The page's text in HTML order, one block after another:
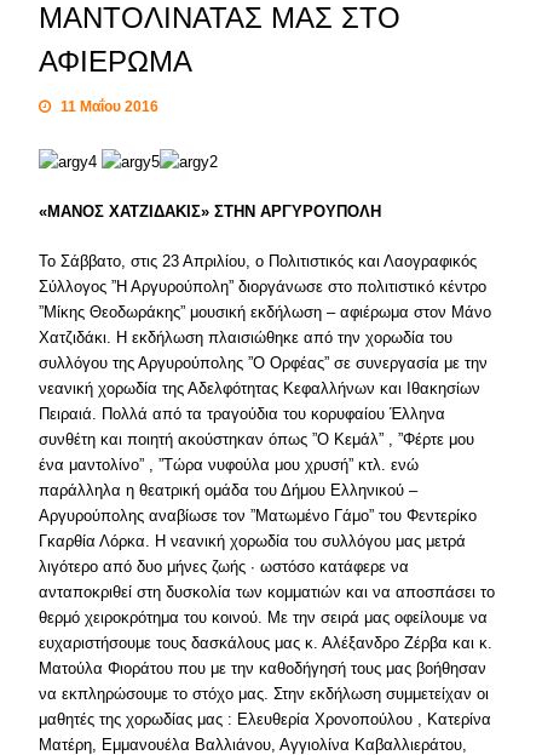
ΜΑΝΤΟΛΙΝΑΤΑΣ ΜΑΣ ΣΤΟ
ΑΦΙΕΡΩΜΑ
11 Μαΐου 2016
«ΜΑΝΟΣ ΧΑΤΖΙΔΑΚΙΣ» ΣΤΗΝ ΑΡΓΥΡΟΥΠΟΛΗ
Το Σάββατο, στις 23 Απριλίου, ο Πολιτιστικός και Λαογραφικός
Σύλλογος ”Η Αργυρούπολη” διοργάνωσε στο πολιτιστικό κέντρο
”Mίκης Θεοδωράκης” μουσική εκδήλωση – αφιέρωμα στον Μάνο
Χατζιδάκι. Η εκδήλωση πλαισιώθηκε από την χορωδία του
συλλόγου της Αργυρούπολης ”Ο Ορφέας” σε συνεργασία με την
νεανική χορωδία της Αδελφότητας Κεφαλλήνων και Ιθακησίων
Πειραιά. Πολλά από τα τραγούδια του κορυφαίου Έλληνα
συνθέτη και ποιητή ακούστηκαν όπως ”O Κεμάλ” , ”Φέρτε μου
ένα μαντολίνο” , ”Τώρα νυφούλα μου χρυσή” κτλ. ενώ
παράλληλα η θεατρική ομάδα του Δήμου Ελληνικού –
Αργυρούπολης αναβίωσε τον ”Ματωμένο Γάμο” του Φεντερίκο
Γκαρθία Λόρκα. Η νεανική χορωδία του συλλόγου μας μετρά
λιγότερο από δυο μήνες ζωής ∙ ωστόσο κατάφερε να
ανταποκριθεί στη δυσκολία των κομματιών και να αποσπάσει το
θερμό χειροκρότημα του κοινού. Με την σειρά μας οφείλουμε να
ευχαριστήσουμε τους δασκάλους μας κ. Αλέξανδρο Ζέρβα και κ.
Ματούλα Φιοράτου που με την καθοδήγησή τους μας βοήθησαν
να εκπληρώσουμε το στόχο μας. Στην εκδήλωση συμμετείχαν οι
μαθητές της χορωδίας μας : Ελευθερία Χρονοπούλου , Κατερίνα
Ματέρη, Εμμανουέλα Βαλλιάνου, Αγγιολίνα Καβαλλιεράτου,